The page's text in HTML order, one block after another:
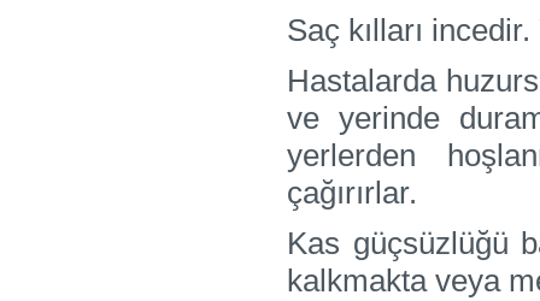
Saç kılları
Hastalarda
ve yerinde
yerlerden
çağırırlar.
Kas güçsüzlüğü
kalkmakta veya